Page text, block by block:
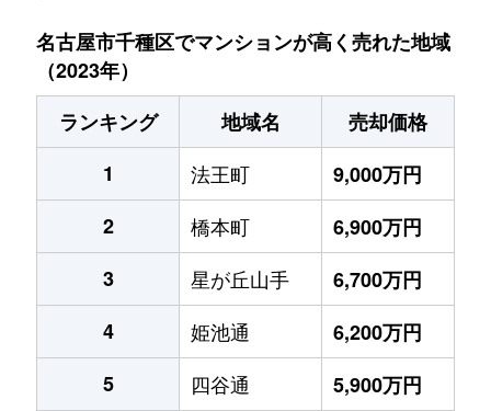
名古屋市千種区でマンションが高く売れた地域
（2023年）
ランキング
地域名
売却価格
1
法王町
9,000万円
2
橋本町
6,900万円
3
星が丘山手
6,700万円
4
姫池通
6,200万円
5
四谷通
5,900万円